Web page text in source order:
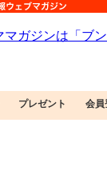
プレゼント 会員